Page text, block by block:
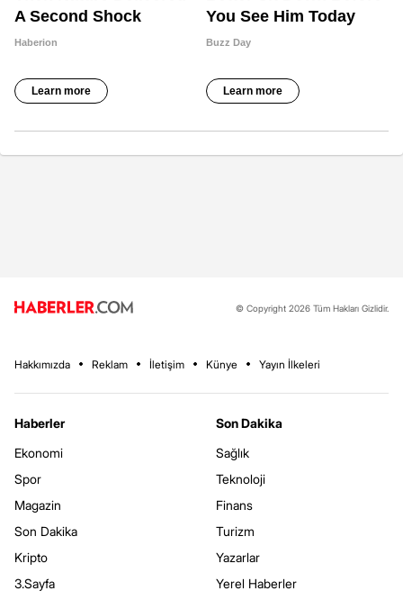
© Copyright 2026 Tüm Hakları Gizlidir.
Hakkımızda Reklam İletişim Künye Yayın İlkeleri
Haberler
Ekonomi
Spor
Magazin
Son Dakika
Kripto
3.Sayfa
Son Dakika
Sağlık
Teknoloji
Finans
Turizm
Yazarlar
Yerel Haberler